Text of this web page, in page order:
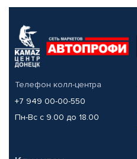
Телефон колл-центра
+7 949 00-00-550
Пн-Вс с 9.00 до 18.00